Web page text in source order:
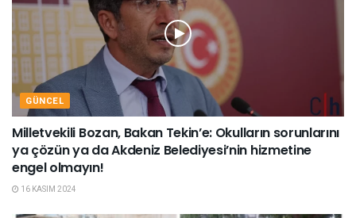
GÜNCEL
Milletvekili Bozan, Bakan Tekin’e: Okulların sorunlarını
ya çözün ya da Akdeniz Belediyesi’nin hizmetine
engel olmayın!
16 KASIM 2024